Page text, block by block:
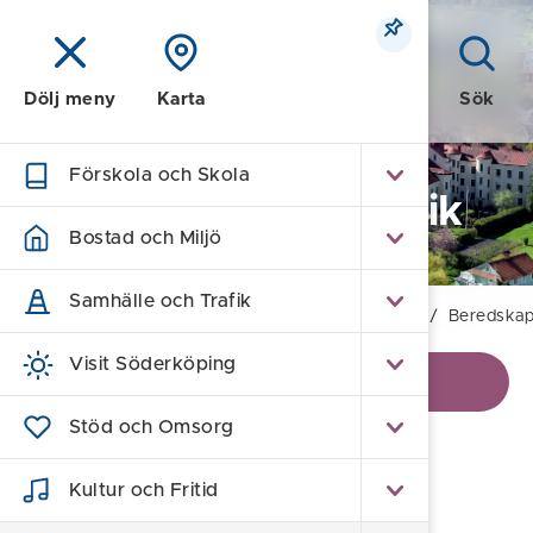
Meny Sök
Dölj meny Karta
Förskola och Skola
Bostad och Miljö
Samhälle och Trafik
Visit Söderköping
Stöd och Omsorg
Kultur och Fritid
Kommun och Politik
Hem /
Beredskapsveckan